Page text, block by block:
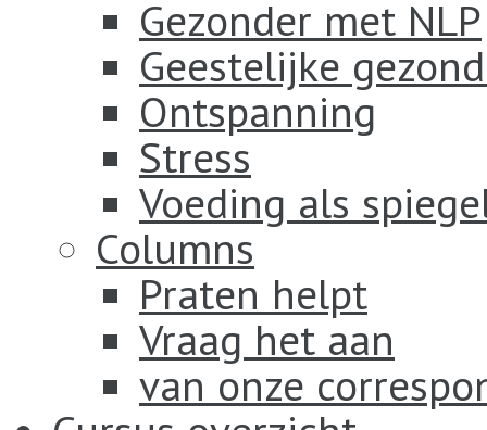
Gezonder met NLP
Geestelijke
Ontspanning
Stress
Voeding als
Columns
Praten helpt
Vraag het aan
van onze